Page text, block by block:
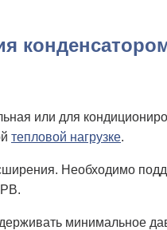
или для
тепловой нагрузке.
Необходимо
минимальное